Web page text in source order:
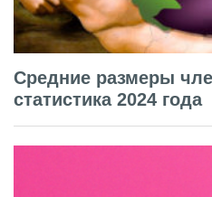
Средние размеры
статистика 2024 года